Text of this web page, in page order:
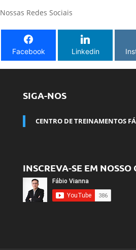
Nossas Redes Sociais
Facebook Linkedin
SIGA-NOS
CENTRO DE TREINAMENTOS
INSCREVA-SE EM